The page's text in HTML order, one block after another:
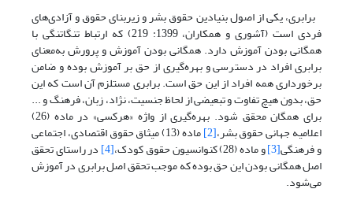
برابری، یکی از اصول بنیادین حقوق بشر و زیربنای حقوق و آزادی‌های
فردی است (آشوری و همکاران، 1399: 219) که ارتباط تنگاتنگی با
همگانی بودن آموزش دارد. همگانی بودن آموزش و پرورش به‌معنای
برابری افراد در دسترسی و بهره‌گیری از حق بر آموزش بوده و ضامن
برخورداری همه افراد از این حق است. برابری مستلزم آن است که این
حق، بدون هیچ تفاوت و تبعیضی از لحاظ جنسیت، نژاد، زبان، فرهنگ و ...
برای همگان محقق شود. بهره‌گیری از واژه‌ «هرکسی» در ماده‌ (26)
اعلامیه‌ جهانی حقوق بشر،[2] ماده‌ (13) میثاق حقوق اقتصادی، اجتماعی
و فرهنگی[3] و ماده‌ (28) کنوانسیون حقوق کودک، [4] در راستای تحقق
اصل همگانی بودن این حق بوده که موجب تحقق اصل برابری در آموزش
می‌شود.